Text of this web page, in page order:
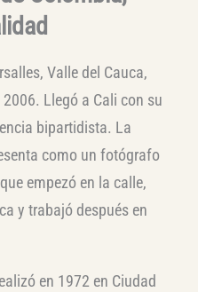
Valle del Cauca,
Llegó a Cali con su
bipartidista. La
como un fotógrafo
empezó en la calle,
y trabajó después en
en 1972 en Ciudad